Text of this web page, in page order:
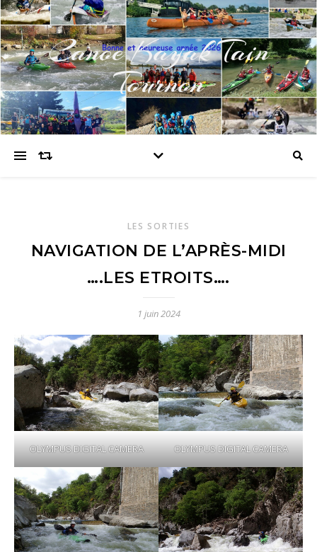
Canoe Kayak Tain
Tournon
LES SORTIES
NAVIGATION DE L’APRÈS-MIDI
….LES ETROITS….
1 juin 2024
OLYMPUS DIGITAL CAMERA OLYMPUS DIGITAL CAMERA